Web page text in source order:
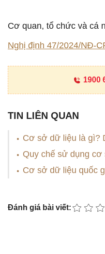
Cơ quan, tổ chức và cá
Nghị định 47/2024/NĐ-
1900
TIN LIÊN QUAN
Cơ sở dữ liệu là gì?
Quy chế sử dụng
Cơ sở dữ liệu quốc
Đánh giá bài viết: